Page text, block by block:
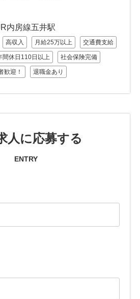
内房線五井駅
高収入 月給25万以上 交通費支給
間休日110日以上 社会保険完備
歓迎！ 退職金あり
人に応募する
ENTRY